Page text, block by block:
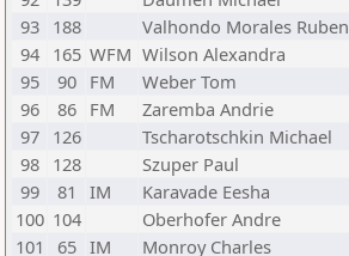
93 188 Valhondo Morales Ruben
94 165 WFM Wilson Alexandra
95
90 FM Weber Tom
96
86 FM Zaremba Andrie
97 126 Tscharotschkin Michael
98 128 Szuper Paul
99
81 IM Karavade Eesha
100 104 Oberhofer Andre
101
65 IM Monroy Charles